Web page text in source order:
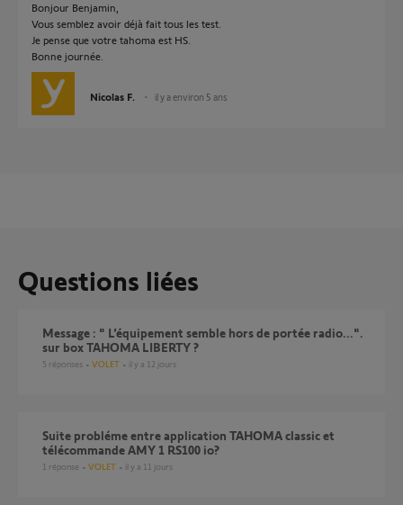
Bonjour Benjamin,
Vous semblez avoir déjà fait tous les test.
Je pense que votre tahoma est HS.
Bonne journée.
Nicolas F. il y a environ 5 ans
Questions liées
Message : " L’équipement semble hors de portée radio...".
sur box TAHOMA LIBERTY ?
5 réponses VOLET il y a 12 jours
Suite probléme entre application TAHOMA classic et
télécommande AMY 1 RS100 io?
1 réponse VOLET il y a 11 jours